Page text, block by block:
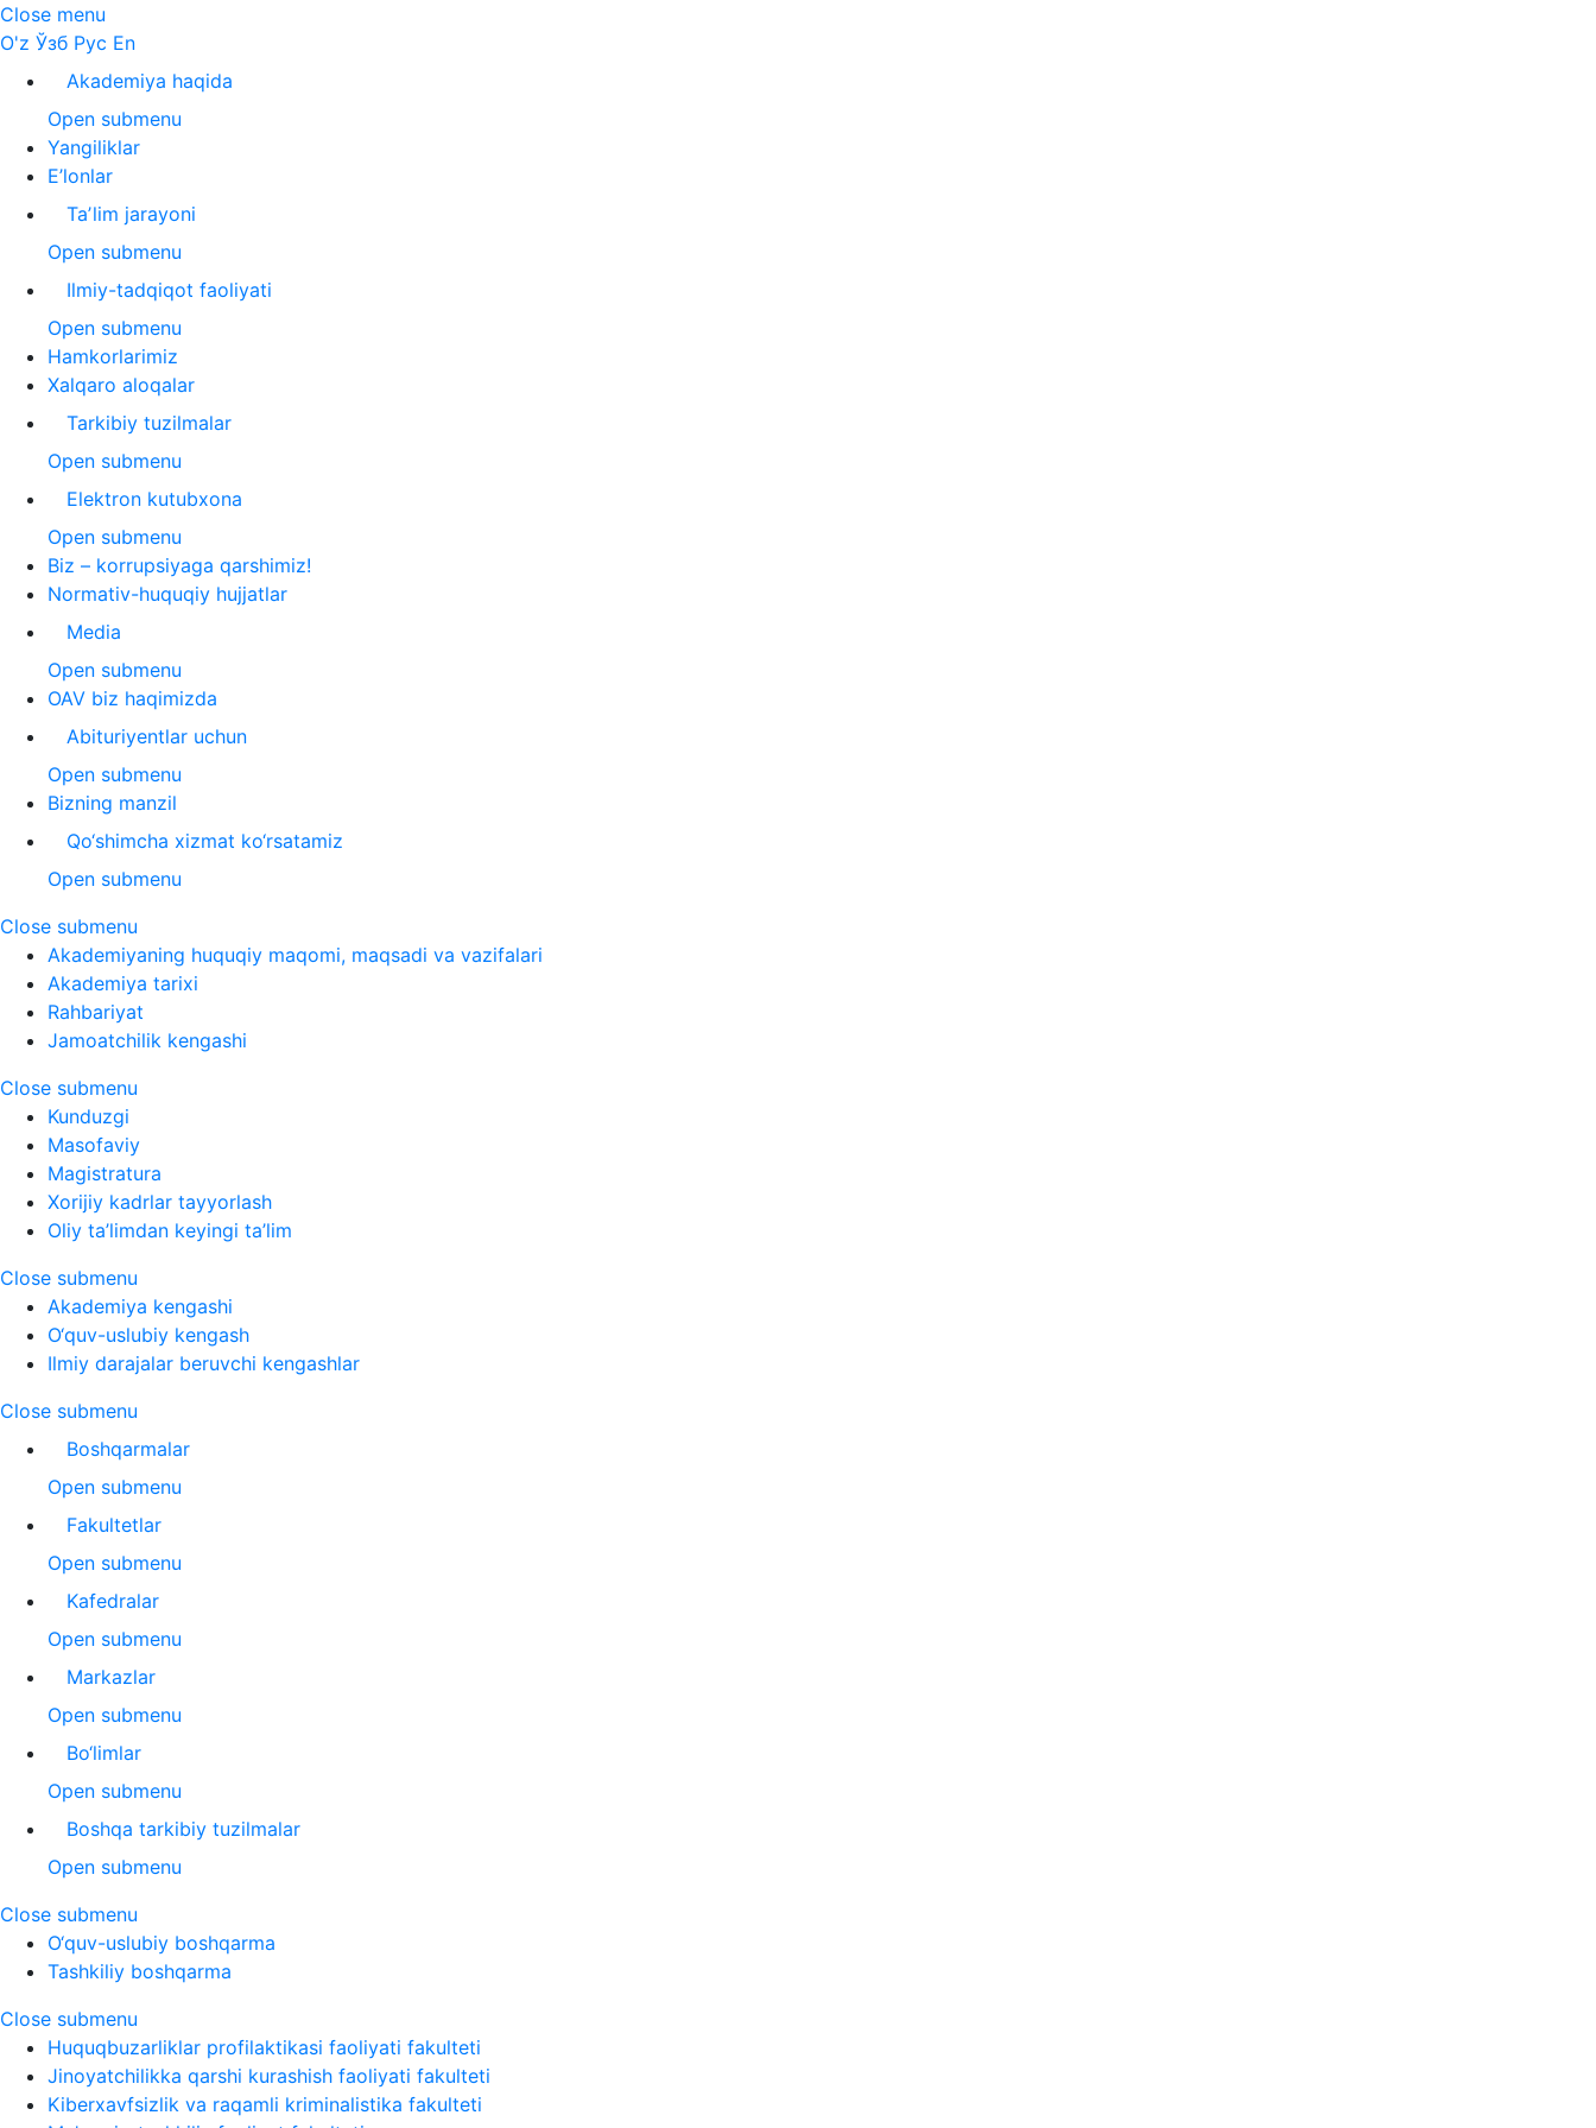
Close menu
O'z Ўзб Рус En
Akademiya haqida
Open submenu
Yangiliklar
E’lonlar
Taʼlim jarayoni
Open submenu
Ilmiy-tadqiqot faoliyati
Open submenu
Hamkorlarimiz
Xalqaro aloqalar
Tarkibiy tuzilmalar
Open submenu
Elektron kutubxona
Open submenu
Biz – korrupsiyaga qarshimiz!
Normativ-huquqiy hujjatlar
Media
Open submenu
OAV biz haqimizda
Abituriyentlar uchun
Open submenu
Bizning manzil
Qo‘shimcha xizmat ko‘rsatamiz
Open submenu
Close submenu
Akademiyaning huquqiy maqomi, maqsadi va vazifalari
Akademiya tarixi
Rahbariyat
Jamoatchilik kengashi
Close submenu
Kunduzgi
Masofaviy
Magistratura
Xorijiy kadrlar tayyorlash
Oliy ta’limdan keyingi ta’lim
Close submenu
Akademiya kengashi
O‘quv-uslubiy kengash
Ilmiy darajalar beruvchi kengashlar
Close submenu
Boshqarmalar
Open submenu
Fakultetlar
Open submenu
Kafedralar
Open submenu
Markazlar
Open submenu
Bo‘limlar
Open submenu
Boshqa tarkibiy tuzilmalar
Open submenu
Close submenu
O‘quv-uslubiy boshqarma
Tashkiliy boshqarma
Close submenu
Huquqbuzarliklar profilaktikasi faoliyati fakulteti
Jinoyatchilikka qarshi kurashish faoliyati fakulteti
Kiberxavfsizlik va raqamli kriminalistika fakulteti